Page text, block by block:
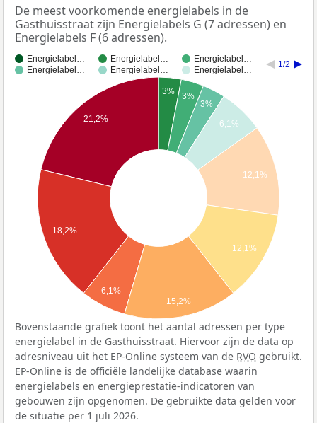
De meest voorkomende energielabels in de
Gasthuisstraat zijn Energielabels G (7 adressen) en
Energielabels F (6 adressen).
Energielabel… Energielabel…
Energielabel…
Energielabel…
Energielabel… Energielabel…
1/2
3%
3%
3%
6,1%
12,1%
12,1%
21,2%
18,2%
6,1%
15,2%
Bovenstaande grafiek toont het aantal adressen per type
energielabel in de Gasthuisstraat. Hiervoor zijn de data op
adresniveau uit het EP-Online systeem van de RVO gebruikt.
EP-Online is de officiële landelijke database waarin
energielabels en energieprestatie-indicatoren van
gebouwen zijn opgenomen. De gebruikte data gelden voor
de situatie per 1 juli 2026.